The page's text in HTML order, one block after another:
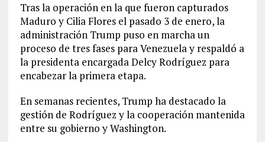
Tras la operación en la que fueron capturados
Maduro y Cilia Flores el pasado 3 de enero, la
administración Trump puso en marcha un
proceso de tres fases para Venezuela y respaldó a
la presidenta encargada Delcy Rodríguez para
encabezar la primera etapa.
En semanas recientes, Trump ha destacado la
gestión de Rodríguez y la cooperación mantenida
entre su gobierno y Washington.